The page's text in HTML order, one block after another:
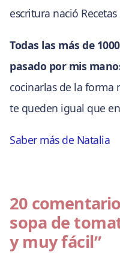
escritura nació
Todas las más de
pasado por mis
cocinarlas de la forma
te queden igual que
Saber más de Natalia
20
sopa de
y muy fácil”